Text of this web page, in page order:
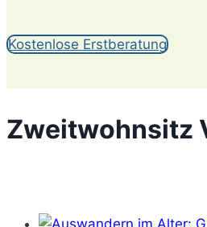
Kostenlose Erstberatung
Zweitwohnsitz